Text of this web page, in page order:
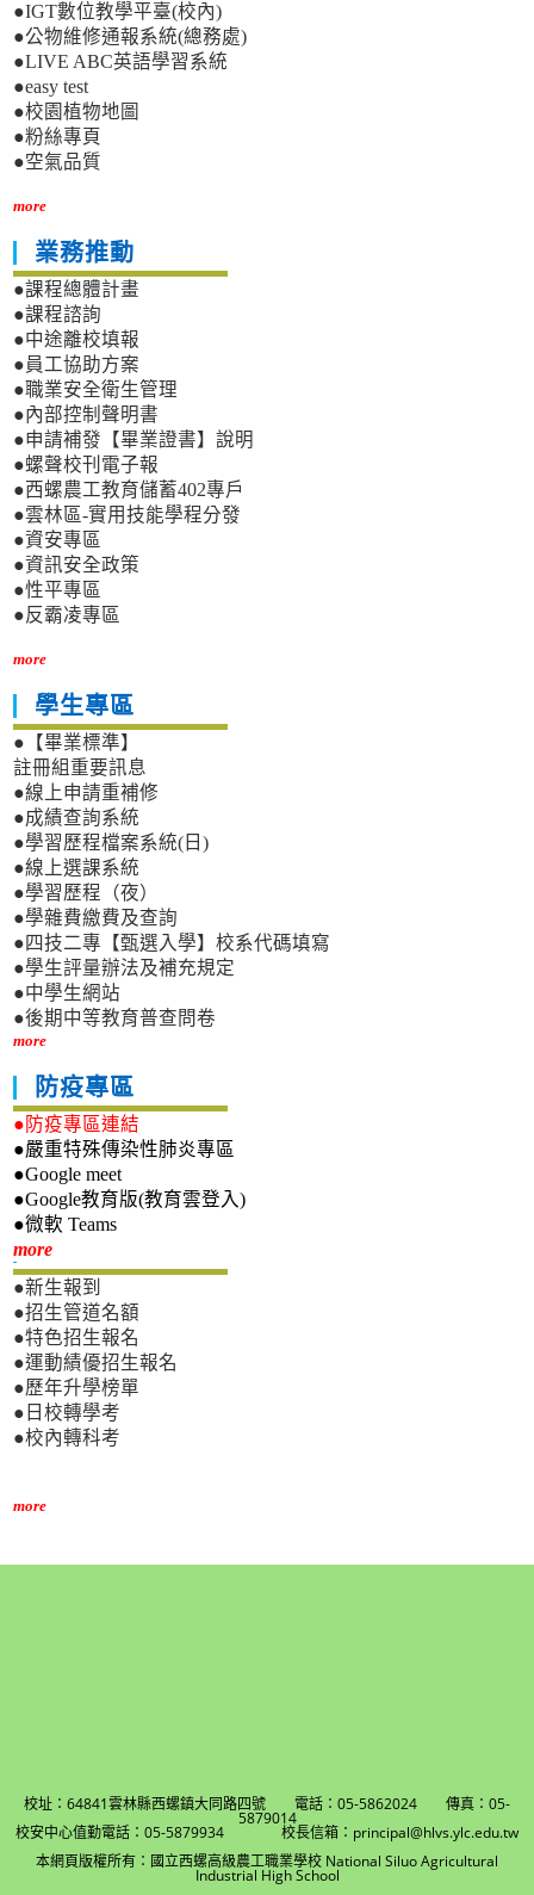
●IGT數位教學平臺(校內)
●公物維修通報系統(總務處)
●LIVE ABC英語學習系統
●easy test
●校園植物地圖
●粉絲專頁
●空氣品質
more
業務推動
●課程總體計畫
●課程諮詢
●中途離校填報
●員工協助方案
●職業安全衛生管理
●內部控制聲明書
●申請補發【畢業證書】說明
●螺聲校刊電子報
●西螺農工教育儲蓄402專戶
●雲林區-實用技能學程分發
●資安專區
●資訊安全政策
●性平專區
●反霸凌專區
more
學生專區
●【畢業標準】
註冊組重要訊息
●線上申請重補修
●成績查詢系統
●學習歷程檔案系統(日)
●線上選課系統
●學習歷程（夜）
●學雜費繳費及查詢
●四技二專【甄選入學】校系代碼填寫
●學生評量辦法及補充規定
●中學生網站
●後期中等教育普查問卷
more
防疫專區
●防疫專區連結
●嚴重特殊傳染性肺炎專區
●Google meet
●Google教育版(教育雲登入)
●微軟 Teams
more新生專區
●新生報到
●招生管道名額
●特色招生報名
●運動績優招生報名
●歷年升學榜單
●日校轉學考
●校內轉科考
more
校址：64841雲林縣西螺鎮大同路四號 電話：05-5862024 傳真：05-
5879014
校安中心值勤電話：05-5879934 校長信箱：principal@hlvs.ylc.edu.tw
本網頁版權所有：國立西螺高級農工職業學校 National Siluo Agricultural
Industrial High School